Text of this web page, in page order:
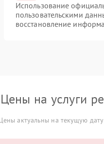
Использование
пользовательскими
восстановление
Цены на услуги
актуальны на текущую